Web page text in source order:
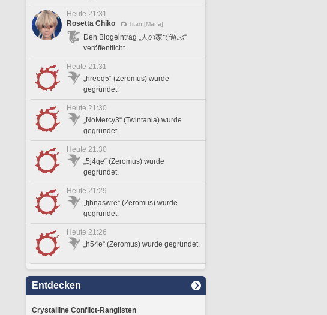
Heute 21:31
Rosetta Chiko
Titan [Mana]
Den Blogeintrag „人の家で遊ぶ“
veröffentlicht.
Heute 21:31
„hreeq5“ (Zeromus) wurde
gegründet.
Heute 21:30
„NoMercy3“ (Twintania) wurde
gegründet.
Heute 21:30
„5j4qe“ (Zeromus) wurde
gegründet.
Heute 21:29
„tjhnaswre“ (Zeromus) wurde
gegründet.
Heute 21:26
„h54e“ (Zeromus) wurde gegründet.
Entdecken
Crystalline Conflict-Ranglisten